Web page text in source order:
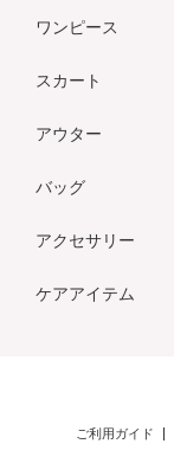
ワンピース
スカート
アウター
バッグ
アクセサリー
ケアアイテム
ご利用ガイド